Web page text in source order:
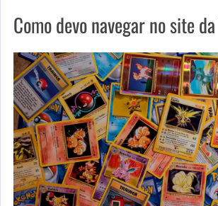
Como devo navegar no site